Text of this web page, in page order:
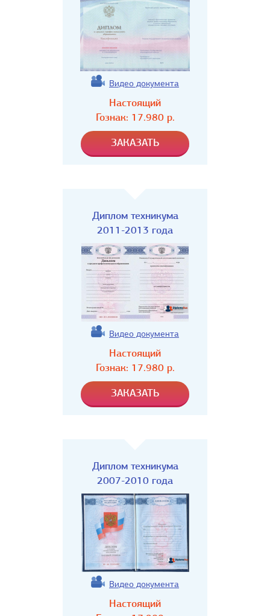
Видео документа
Настоящий
Гознак: 17.980р.
Диплом техникума
2011-2013 года
Видео документа
Настоящий
Гознак: 17.980р.
Диплом техникума
2007-2010 года
Видео документа
Настоящий